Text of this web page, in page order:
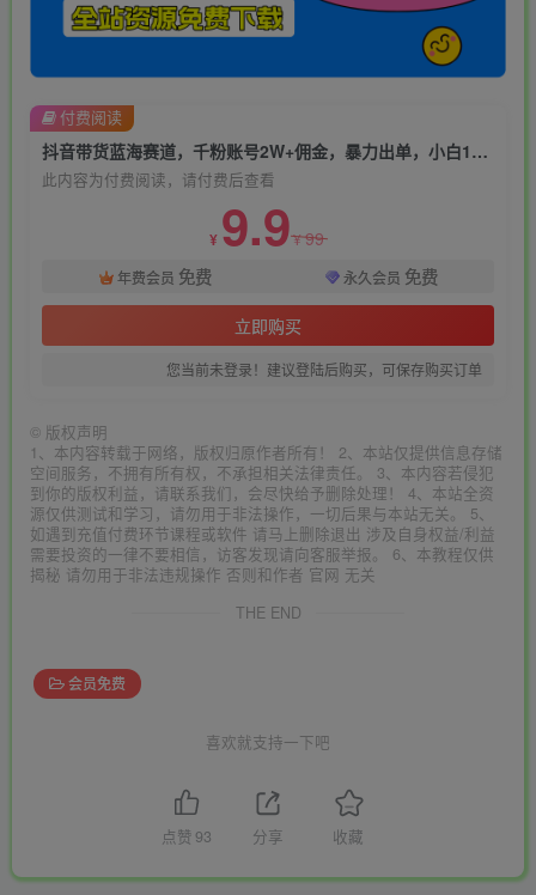
抖音带货蓝海赛道，千粉账号2W+佣金，暴力出单，小白1小时上手【揭秘】
此内容为付费阅读，请付费后查看
¥ 9.9¥99
年费会员 免费 永久会员 免费
立即购买
您当前未登录！建议登陆后购买，可保存购买订单
付费阅读
© 版权声明
1、本内容转载于网络，版权归原作者所有！ 2、本站仅提供信息存储
空间服务，不拥有所有权，不承担相关法律责任。 3、本内容若侵犯
到你的版权利益，请联系我们，会尽快给予删除处理！ 4、本站全资
源仅供测试和学习，请勿用于非法操作，一切后果与本站无关。 5、
如遇到充值付费环节课程或软件 请马上删除退出 涉及自身权益/利益
需要投资的一律不要相信，访客发现请向客服举报。 6、本教程仅供
揭秘 请勿用于非法违规操作 否则和作者 官网 无关
THE END
会员免费
喜欢就支持一下吧
点赞 93 分享 收藏